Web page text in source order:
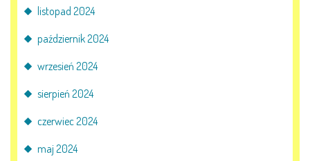
listopad 2024
październik 2024
wrzesień 2024
sierpień 2024
czerwiec 2024
maj 2024